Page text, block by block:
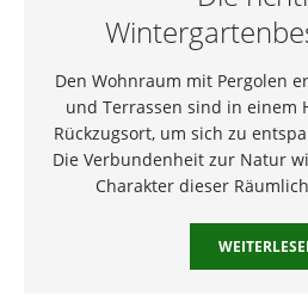
Den Wohnraum mit Pergolen
und Terrassen sind in einem
Rückzugsort, um sich zu
Die Verbundenheit zur Natur
Charakter dieser